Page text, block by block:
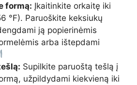
formą: Įkaitinkite orkaitę iki
°F). Paruoškite keksiukų
ją popierinėmis
arba ištepdami
Supilkite paruoštą tešlą į
užpildydami kiekvieną iki